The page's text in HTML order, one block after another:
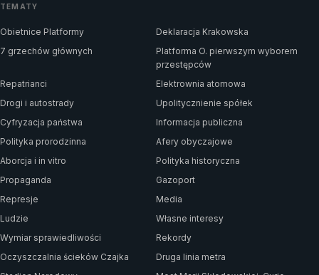
TEMATY
Obietnice Platformy
Deklaracja Krakowska
7 grzechów głównych
Platforma O. pierwszym wyborem
przestępców
Repatrianci
Elektrownia atomowa
Drogi i autostrady
Upolitycznienie spółek
Cyfryzacja państwa
Informacja publiczna
Polityka prorodzinna
Afery obyczajowe
Aborcja i in vitro
Polityka historyczna
Propaganda
Gazoport
Represje
Media
Ludzie
Własne interesy
Wymiar sprawiedliwości
Rekordy
Oczyszczalnia ścieków Czajka
Druga linia metra